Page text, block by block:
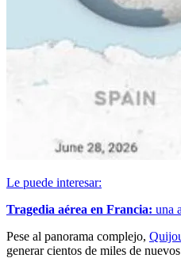
Le puede interesar:
Tragedia aérea en Francia: una
Pese al panorama complejo,
generar cientos de miles de